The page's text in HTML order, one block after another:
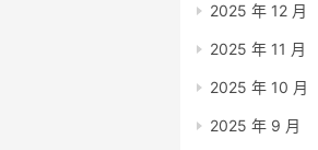
2025 年 12 月
2025 年 11 月
2025 年 10 月
2025 年 9 月